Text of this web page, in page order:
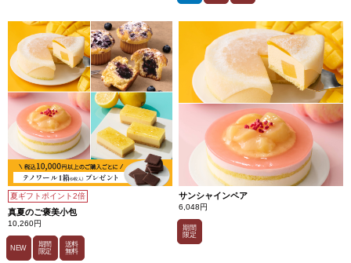
し、
まろ
やか
な味
わい
が広
がり
ま
す。
お好
みで
ハチ
ミツ
をか
ける
と、
さら
に美
味し
く召
し上
がれ
ま
す。
夏ギフトポイント2倍
真夏のご褒美小包
10,260円
NEW
期間
限定
送料
無料
サンシャインペア
6,048円
期間
限定